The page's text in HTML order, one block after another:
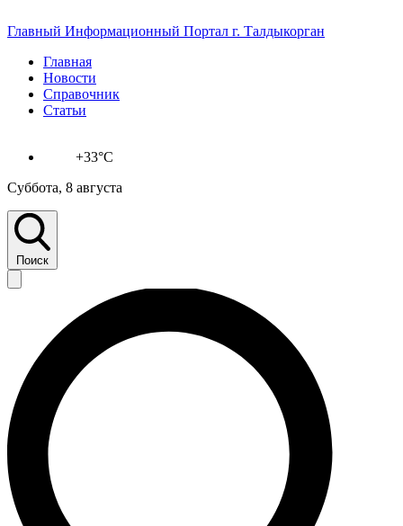
Главный Информационный Портал г. Талдыкорган
Главная
Новости
Справочник
Статьи
+33°C
Суббота, 8 августа
Поиск